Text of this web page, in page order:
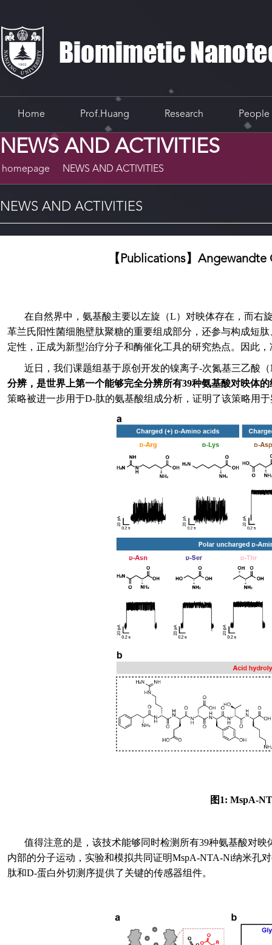
Home Prof.Huang Research People
NEWS AND ACTIVITIES
homepage NEWS AND ACTIVITIES
NEWS AND ACTIVITIES
【Publications】
在自然界中，氨基酸主要以左旋（L）对映体存在，而右
革兰氏阳性菌细胞壁肽聚糖的重要组成部分，还参与构成短
定性，正成为新型治疗分子和酶催化工具的研究热点。因此
近日，我们课题组基于原创开发的镍离子-次氮基三乙酸（
分辨，是世界上第一个能够完全分辨所有39种氨基酸对映体的
策略被进一步用于D-肽的氨基酸组成分析，证明了该策略用
图1: MspA-
值得注意的是，该技术能够同时检测所有39种氨基酸对映
内部的分子运动，实验和模拟共同证明MspA-NTA-Ni纳米孔
肽和D-蛋白外切测序提供了关键的传感器组件。